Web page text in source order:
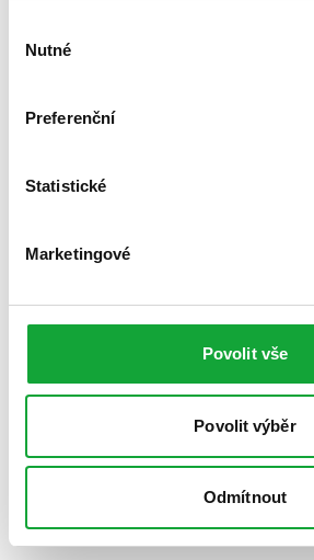
souhlasu
Nutné
Preferenční
Statistické
Marketingové
Povolit vše
Povolit výběr
Odmítnout